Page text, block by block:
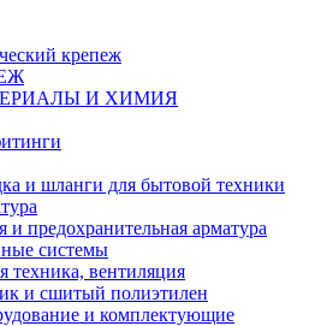
крепеж
И ХИМИЯ
и шланги для бытовой техники
и предохранительная арматура
системы
техника, вентиляция
и сшитый полиэтилен
и комплектующие